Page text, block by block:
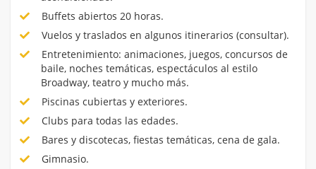
Buffets abiertos 20 horas.
Vuelos y traslados en algunos itinerarios (consultar).
Entretenimiento: animaciones, juegos, concursos de
baile, noches temáticas, espectáculos al estilo
Broadway, teatro y mucho más.
Piscinas cubiertas y exteriores.
Clubs para todas las edades.
Bares y discotecas, fiestas temáticas, cena de gala.
Gimnasio.